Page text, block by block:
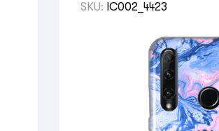
SKU: IC002_4423